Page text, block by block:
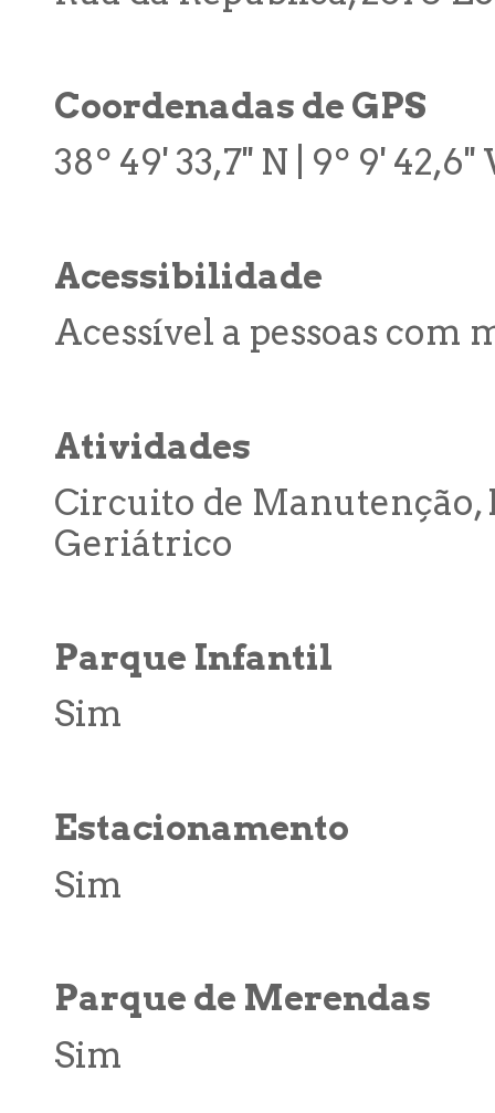
Coordenadas de GPS
38º 49' 33,7'' N | 9º 9' 42,6''
Acessibilidade
Acessível a pessoas com
Atividades
Circuito de Manutenção,
Geriátrico
Parque Infantil
Sim
Estacionamento
Sim
Parque de Merendas
Sim